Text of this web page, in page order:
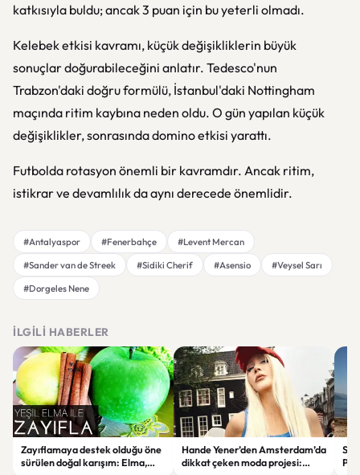
katkısıyla buldu; ancak 3 puan için bu yeterli olmadı.
Kelebek etkisi kavramı, küçük değişikliklerin büyük
sonuçlar doğurabileceğini anlatır. Tedesco'nun
Trabzon'daki doğru formülü, İstanbul'daki Nottingham
maçında ritim kaybına neden oldu. O gün yapılan küçük
değişiklikler, sonrasında domino etkisi yarattı.
Futbolda rotasyon önemli bir kavramdır. Ancak ritim,
istikrar ve devamlılık da aynı derecede önemlidir.
#Antalyaspor #Fenerbahçe
#Levent Mercan
#Sander van de Streek
#Sidiki Cherif #Asensio
#Veysel Sarı
#Dorgeles Nene
İLGILI HABERLER
Zayıflamaya destek olduğu öne
sürülen doğal karışım: Elma,
Hande Yener’den Amsterdam’da
dikkat çeken moda projesi: